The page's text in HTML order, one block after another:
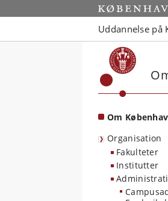
Start
Uddannelse på
Om
Organisation
Fakulteter
Institutter